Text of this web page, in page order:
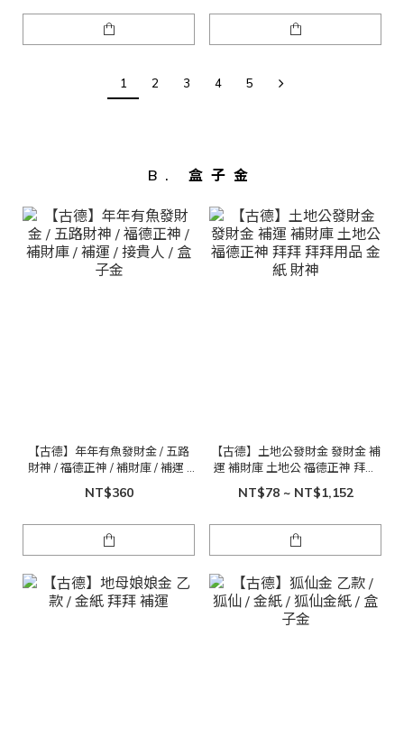
1 2 3 4 5
B. 盒子金
【古德】年年有魚發財金 / 五路
財神 / 福德正神 / 補財庫 / 補運 /
接貴人 / 盒子金
NT$360
【古德】土地公發財金 發財金 補
運 補財庫 土地公 福德正神 拜拜
拜拜用品 金紙 財神
NT$78 ~ NT$1,152